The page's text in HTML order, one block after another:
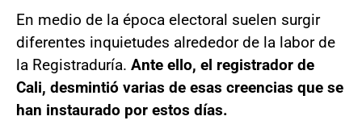
En medio de la época electoral suelen surgir
diferentes inquietudes alrededor de la labor de
la Registraduría. Ante ello, el registrador de
Cali, desmintió varias de esas creencias que se
han instaurado por estos días.